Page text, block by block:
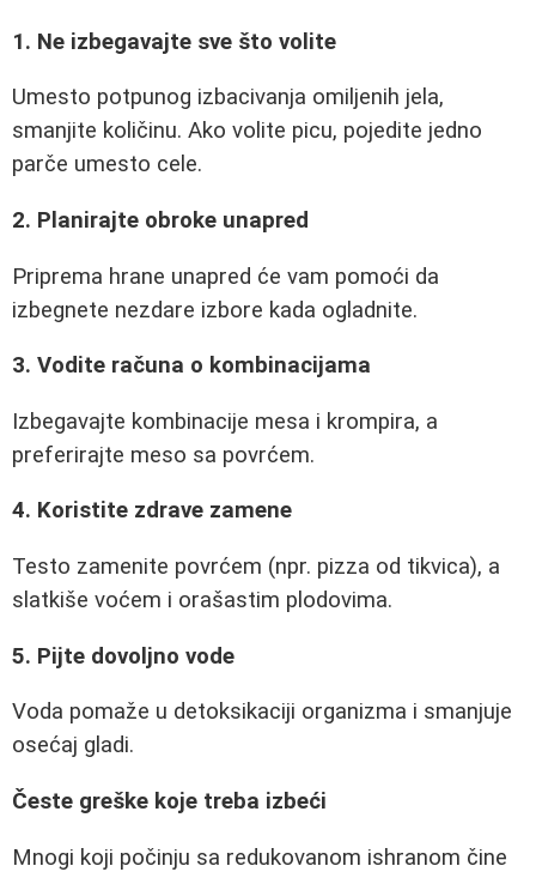
1. Ne izbegavajte sve što volite
Umesto potpunog izbacivanja omiljenih jela,
smanjite količinu. Ako volite picu, pojedite jedno
parče umesto cele.
2. Planirajte obroke unapred
Priprema hrane unapred će vam pomoći da
izbegnete nezdare izbore kada ogladnite.
3. Vodite računa o kombinacijama
Izbegavajte kombinacije mesa i krompira, a
preferirajte meso sa povrćem.
4. Koristite zdrave zamene
Testo zamenite povrćem (npr. pizza od tikvica), a
slatkiše voćem i orašastim plodovima.
5. Pijte dovoljno vode
Voda pomaže u detoksikaciji organizma i smanjuje
osećaj gladi.
Česte greške koje treba izbeći
Mnogi koji počinju sa redukovanom ishranom čine